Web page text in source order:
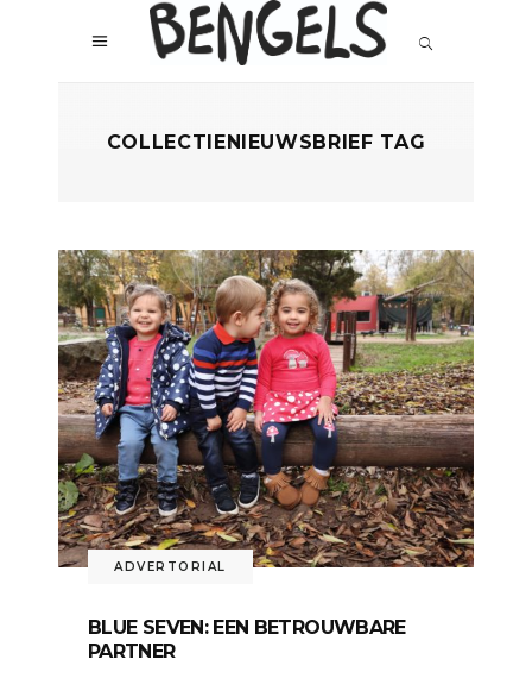
COLLECTIENIEUWSBRIEF TAG
ADVERTORIAL
BLUE SEVEN: EEN BETROUWBARE
PARTNER